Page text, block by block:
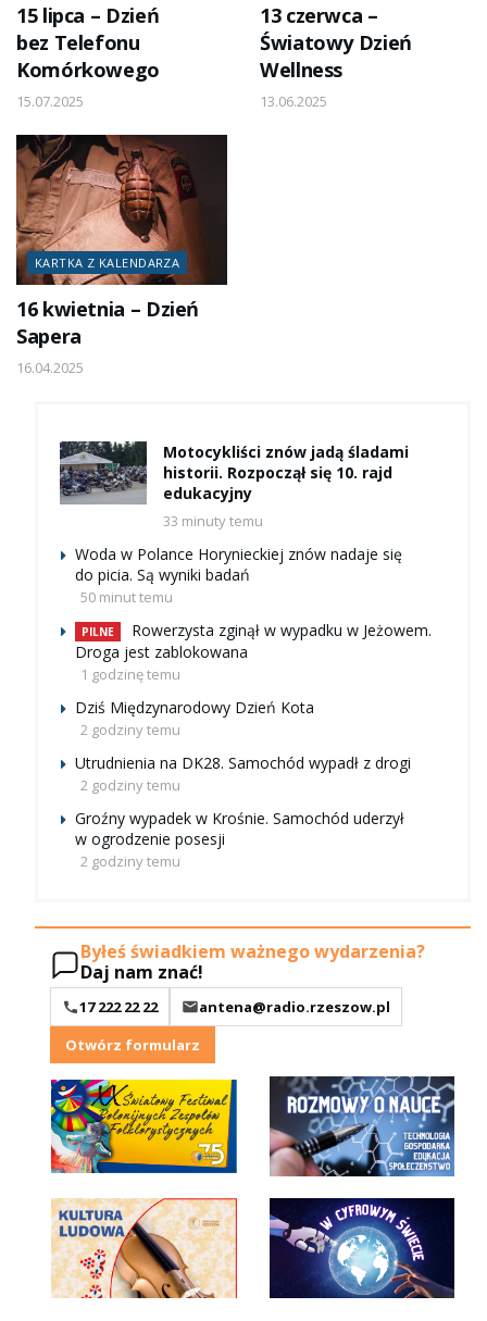
15 lipca – Dzień
bez Telefonu
Komórkowego
15.07.2025
13 czerwca –
Światowy Dzień
Wellness
13.06.2025
KARTKA Z KALENDARZA
16 kwietnia – Dzień
Sapera
16.04.2025
Motocykliści znów jadą śladami
historii. Rozpoczął się 10. rajd
edukacyjny
33 minuty temu
Woda w Polance Horynieckiej znów nadaje się
do picia. Są wyniki badań
50 minut temu
PILNE
Rowerzysta zginął w wypadku w Jeżowem.
Droga jest zablokowana
1 godzinę temu
Dziś Międzynarodowy Dzień Kota
2 godziny temu
Utrudnienia na DK28. Samochód wypadł z drogi
2 godziny temu
Groźny wypadek w Krośnie. Samochód uderzył
w ogrodzenie posesji
2 godziny temu
Byłeś świadkiem ważnego wydarzenia?
Daj nam znać!
17 222 22 22
antena@radio.rzeszow.pl
Otwórz formularz